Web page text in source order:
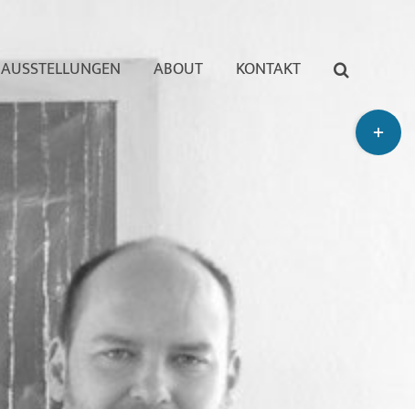
AUSSTELLUNGEN ABOUT KONTAKT
Toggle
Sliding